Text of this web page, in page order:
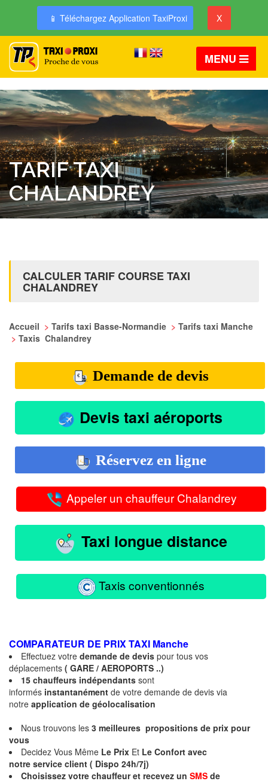
📱 Téléchargez Application TaxiProxi X
MENU
TARIF TAXI
CHALANDREY
CALCULER TARIF COURSE TAXI
CHALANDREY
Accueil > Tarifs taxi Basse-Normandie > Tarifs taxi Manche
> Taxis Chalandrey
Demande de devis
Devis taxi aéroports
Réservez en ligne
Appeler un chauffeur Chalandrey
Taxi longue distance
Taxis conventionnés
COMPARATEUR DE PRIX TAXI Manche
Effectuez votre demande de devis pour tous vos
déplacements ( GARE / AEROPORTS ..)
15 chauffeurs indépendants sont
informés instantanément de votre demande de devis via
notre application de géolocalisation
Nous trouvons les 3 meilleures propositions de prix pour
vous
Decidez Vous Même Le Prix Et Le Confort avec
notre service client ( Dispo 24h/7j)
Choisissez votre chauffeur et recevez un SMS de